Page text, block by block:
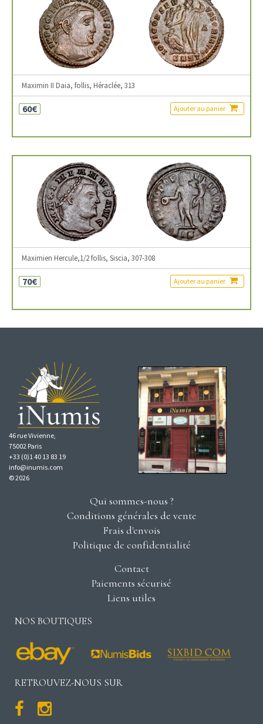
Maximin II Daia, follis, Héraclée, 313
60€ Ajouter au panier
Maximien Hercule,1/2 follis, Siscia, 307-308
70€ Ajouter au panier
46 rue Vivienne,
75002 Paris
+33 (0)1 40 13 83 19
info@inumis.com
© 2026
Qui sommes-nous ?
Conditions générales de vente
Frais d'envois
Politique de confidentialité
Contact
Paiements sécurisé
Liens utiles
NOS BOUTIQUES
RETROUVEZ-NOUS SUR